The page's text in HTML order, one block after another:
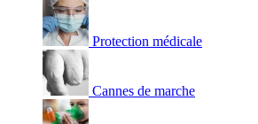
Protection médicale
Cannes de marche